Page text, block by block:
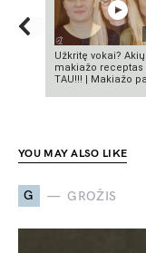
Užkritę vokai? Akių
makiažo receptas
TAU!!! | Makiažo
YOU MAY ALSO LIKE
G GROŽIS